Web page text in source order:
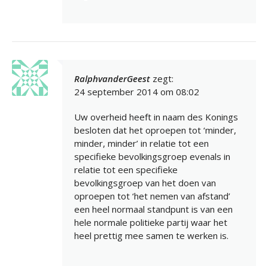
RalphvanderGeest zegt:
24 september 2014 om 08:02
Uw overheid heeft in naam des Konings
besloten dat het oproepen tot ‘minder,
minder, minder’ in relatie tot een
specifieke bevolkingsgroep evenals in
relatie tot een specifieke
bevolkingsgroep van het doen van
oproepen tot ‘het nemen van afstand’
een heel normaal standpunt is van een
hele normale politieke partij waar het
heel prettig mee samen te werken is.